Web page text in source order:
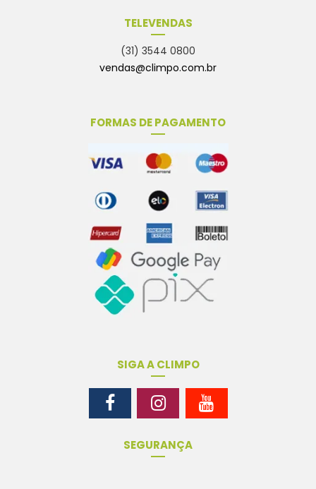
TELEVENDAS
(31) 3544 0800
vendas@climpo.com.br
FORMAS DE PAGAMENTO
SIGA A CLIMPO
SEGURANÇA